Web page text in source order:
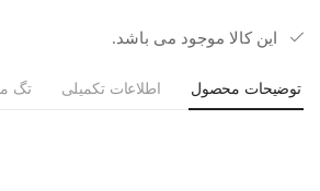
این کالا موجود می باشد.
توضیحات محصول اطلاعات تکمیلی تگ